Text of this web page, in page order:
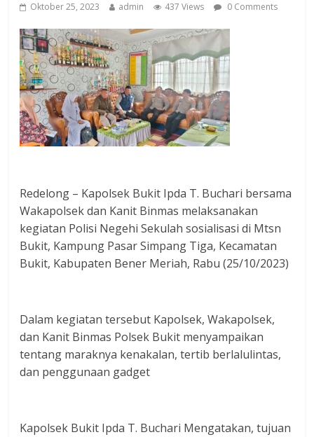
Oktober 25, 2023 admin 437 Views 0 Comments
Redelong – Kapolsek Bukit Ipda T. Buchari bersama
Wakapolsek dan Kanit Binmas melaksanakan
kegiatan Polisi Negehi Sekulah sosialisasi di Mtsn
Bukit, Kampung Pasar Simpang Tiga, Kecamatan
Bukit, Kabupaten Bener Meriah, Rabu (25/10/2023)
Dalam kegiatan tersebut Kapolsek, Wakapolsek,
dan Kanit Binmas Polsek Bukit menyampaikan
tentang maraknya kenakalan, tertib berlalulintas,
dan penggunaan gadget
Kapolsek Bukit Ipda T. Buchari Mengatakan, tujuan